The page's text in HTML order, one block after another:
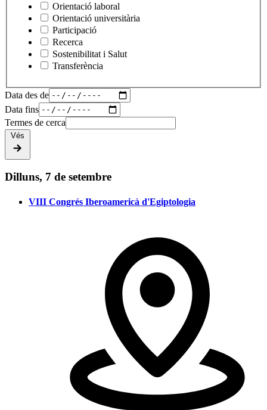
Orientació laboral
Orientació universitària
Participació
Recerca
Sostenibilitat i Salut
Transferència
Data des de
Data fins
Termes de cerca
Vés
Dilluns, 7 de setembre
VIII Congrés Iberoamericà d'Egiptologia